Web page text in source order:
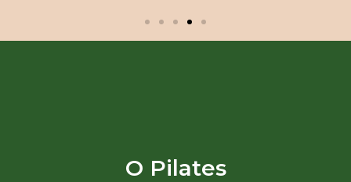
O Pilates